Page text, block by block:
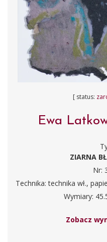
[ status:
Ewa
ZIARNA
Nr:
Technika: technika wł.,
Wymiary:
Zobacz